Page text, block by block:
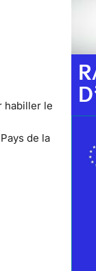
habiller le
de la